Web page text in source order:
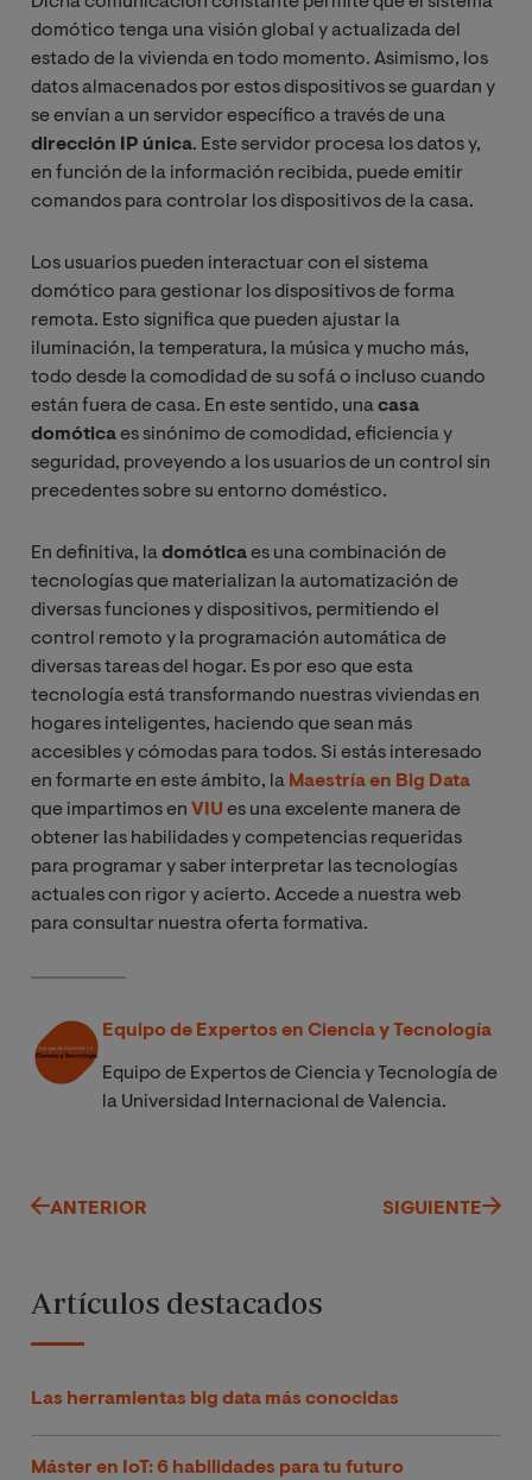
domótico tenga una visión global y actualizada del
estado de la vivienda en todo momento. Asimismo, los
datos almacenados por estos dispositivos se guardan y
se envían a un servidor específico a través de una
dirección IP única. Este servidor procesa los datos y,
en función de la información recibida, puede emitir
comandos para controlar los dispositivos de la casa.
Los usuarios pueden interactuar con el sistema
domótico para gestionar los dispositivos de forma
remota. Esto significa que pueden ajustar la
iluminación, la temperatura, la música y mucho más,
todo desde la comodidad de su sofá o incluso cuando
están fuera de casa. En este sentido, unacasa
domóticaes sinónimo de comodidad, eficiencia y
seguridad, proveyendo a los usuarios de un control sin
precedentes sobre su entorno doméstico.
En definitiva, ladomóticaes una combinación de
tecnologías que materializan la automatización de
diversas funciones y dispositivos, permitiendo el
control remoto y la programación automática de
diversas tareas del hogar. Es por eso que esta
tecnología está transformando nuestras viviendas en
hogares inteligentes, haciendo que sean más
accesibles y cómodas para todos. Si estás interesado
en formarte en este ámbito, la Maestría en Big Data
que impartimos en VIUes una excelente manera de
obtener las habilidades y competencias requeridas
para programar y saber interpretar las tecnologías
actuales con rigor y acierto. Accede a nuestra web
para consultar nuestra oferta formativa.
Equipo de Expertos en Ciencia y Tecnología
Equipo de Expertos de Ciencia y Tecnología de
la Universidad Internacional de Valencia.
ANTERIOR SIGUIENTE
Artículos destacados
Las herramientas big data más conocidas
Máster en IoT: 6 habilidades para tu futuro